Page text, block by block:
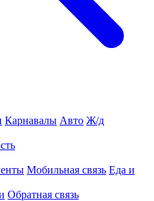
Карнавалы Авто Ж/д
Мобильная связь Еда и
Обратная связь